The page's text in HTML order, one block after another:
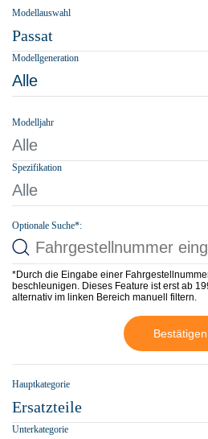
Modellauswahl
Passat
Modellgeneration
Alle
Modelljahr
Alle
Spezifikation
Alle
Optionale Suche*:
*Durch die Eingabe einer
beschleunigen. Dieses Feature ist erst ab
alternativ im linken Bereich manuell filtern.
Bestätigen
Hauptkategorie
Ersatzteile
Unterkategorie